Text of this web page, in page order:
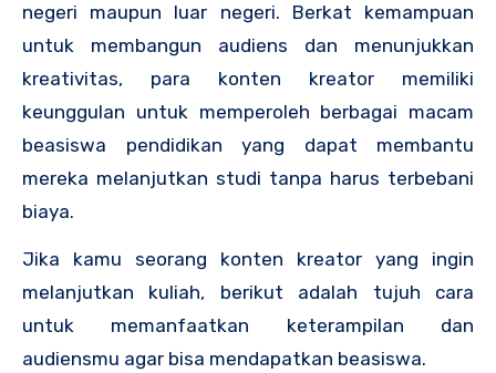
negeri maupun luar negeri. Berkat kemampuan
untuk membangun audiens dan menunjukkan
kreativitas, para konten kreator memiliki
keunggulan untuk memperoleh berbagai macam
beasiswa pendidikan yang dapat membantu
mereka melanjutkan studi tanpa harus terbebani
biaya.
Jika kamu seorang konten kreator yang ingin
melanjutkan kuliah, berikut adalah tujuh cara
untuk memanfaatkan keterampilan dan
audiensmu agar bisa mendapatkan beasiswa.